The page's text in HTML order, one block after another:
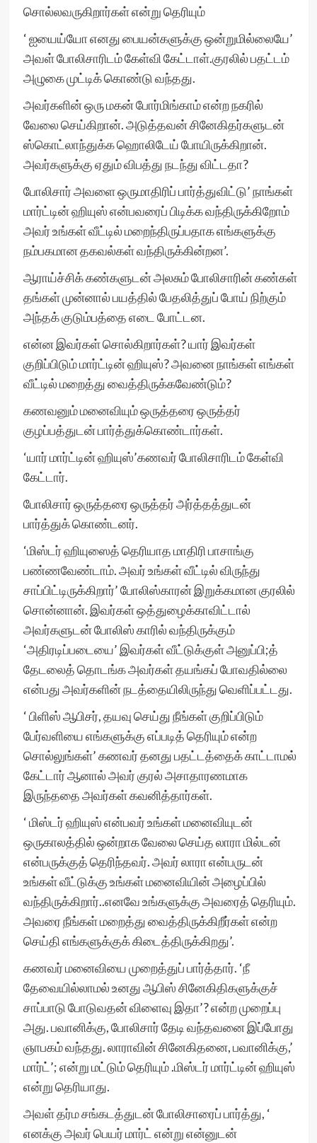
சொல்லவருகிறார்கள் என்று தெரியும்
‘ ஐயைய்யோ எனது பையன்களுக்கு ஒன்றுமில்லையே’
அவள் போலிசாரிடம் கேள்வி கேட்டாள்.குரலில் பதட்டம்
அழுகை முட்டிக் கொண்டு வந்தது.
அவர்களின் ஒரு மகன் போர்மிங்காம் என்ற நகரில்
வேலை செய்கிறான். அடுத்தவன் சினேகிதர்களுடன்
ஸ்கொட்லாந்துக்க ஹொலிடேய் போயிருக்கிறான்.
அவர்களுக்கு ஏதும் விபத்து நடந்து விட்டதா?
போலிசார் அவளை ஒருமாதிரிப் பார்த்துவிட்டு’ நாங்கள்
மார்ட்டின் ஹியுஸ் என்பவரைப் பிடிக்க வந்திருக்கிறோம்
அவர் உங்கள் வீட்டில் மறைந்திருப்பதாக எங்களுக்கு
நம்பகமான தகவல்கள் வந்திருக்கின்றன’.
ஆராய்ச்சிக் கண்களுடன் அலசும் போலிசாரின் கண்கள்
தங்கள் முன்னால் பயத்தில் பேதலித்துப் போய் நிற்கும்
அந்தக் குடும்பத்தை எடை போட்டன.
என்ன இவர்கள் சொல்கிறார்கள்? யார் இவர்கள்
குறிப்பிடும் மார்ட்டின் ஹியுஸ்? அவனை நாங்கள் எங்கள்
வீட்டில் மறைத்து வைத்திருக்கவேண்டும்?
கணவனும் மனைவியும் ஒருத்தரை ஒருத்தர்
குழப்பத்துடன் பார்த்துக்கொண்டார்கள்.
‘யார் மார்ட்டின் ஹியுஸ்’கணவர் போலிசாரிடம் கேள்வி
கேட்டார்.
போலிசார் ஒருத்தரை ஒருத்தர் அர்த்தத்துடன்
பார்த்துக் கொண்டனர்.
‘மிஸ்டர் ஹியுஸைத் தெரியாத மாதிரி பாசாங்கு
பண்ணவேண்டாம். அவர் உங்கள் வீட்டில் விருந்து
சாப்பிட்டிருக்கிறார்’ போலிஸ்காரன் இறுக்கமான குரலில்
சொன்னான். இவர்கள் ஒத்துழைக்காவிட்டால்
அவர்களுடன் போலிஸ் காரில் வந்திருக்கும்
‘அதிரடிப்படையை’ இவர்கள் வீட்டுக்குள் அனுப்பி;த்
தேடலைத் தொடங்க அவர்கள் தயங்கப் போவதில்லை
என்பது அவர்களின் நடத்தையிலிருந்து வெளிப்பட்டது.
‘ பிளிஸ் ஆபிசர், தயவு செய்து நீங்கள் குறிப்பிடும்
பேர்வளியை எங்களுக்கு எப்படித் தெரியும் என்ற
சொல்லுங்கள்’ கணவர் தனது பதட்டத்தைக் காட்டாமல்
கேட்டார் ஆனால் அவர் குரல் அசாதாரணமாக
இருந்ததை அவர்கள் கவனித்தார்கள்.
‘ மிஸ்டர் ஹியுஸ் என்பவர் உங்கள் மனைவியுடன்
ஒருகாலத்தில் ஒன்றாக வேலை செய்த லாரா மில்டன்
என்பருக்குத் தெரிந்தவர். அவர் லாரா என்பருடன்
உங்கள் வீட்டுக்கு உங்கள் மனைவியின் அழைப்பில்
வந்திருக்கிறார்..எனவே உங்களுக்கு அவரைத் தெரியும்.
அவரை நீங்கள் மறைத்து வைத்திருக்கிறீர்கள் என்ற
செய்தி எங்களுக்குக் கிடைத்திருக்கிறது’.
கணவர் மனைவியை முறைத்துப் பார்த்தார். ‘நீ
தேவையில்லாமல் உனது ஆபிஸ் சினேகிதிகளுக்குச்
சாப்பாடு போடுவதன் விளைவு இதா’? என்ற முறைப்பு
அது. பவானிக்கு, போலிசார் தேடி வந்தவனை இப்போது
ஞாபகம் வந்தது. லாராவின் சினேகிதனை, பவானிக்கு,’
மார்ட்’; என்று மட்டும் தெரியும் .மிஸ்டர் மார்ட்டின் ஹியுஸ்
என்று தெரியாது.
அவள் தர்ம சங்கடத்துடன் போலிசாரைப் பார்த்து, ‘
எனக்கு அவர் பெயர் மார்ட் என்று என்னுடன்